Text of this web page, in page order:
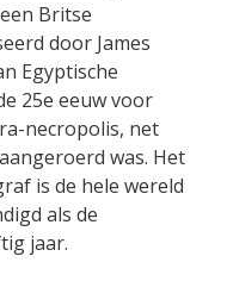
Britse
door James
Egyptische
25e eeuw voor
necropolis, net
was. Het
is de hele wereld
als de
jaar.